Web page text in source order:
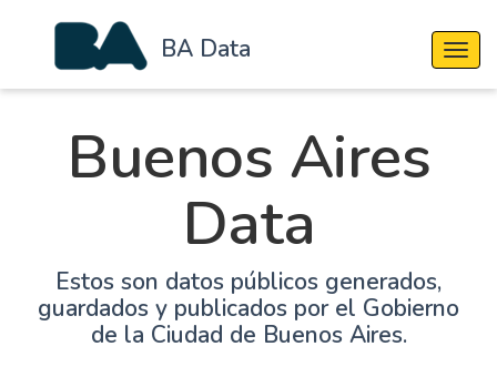
BA Data
Buenos Aires
Data
Estos son datos públicos generados,
guardados y publicados por el Gobierno
de la Ciudad de Buenos Aires.